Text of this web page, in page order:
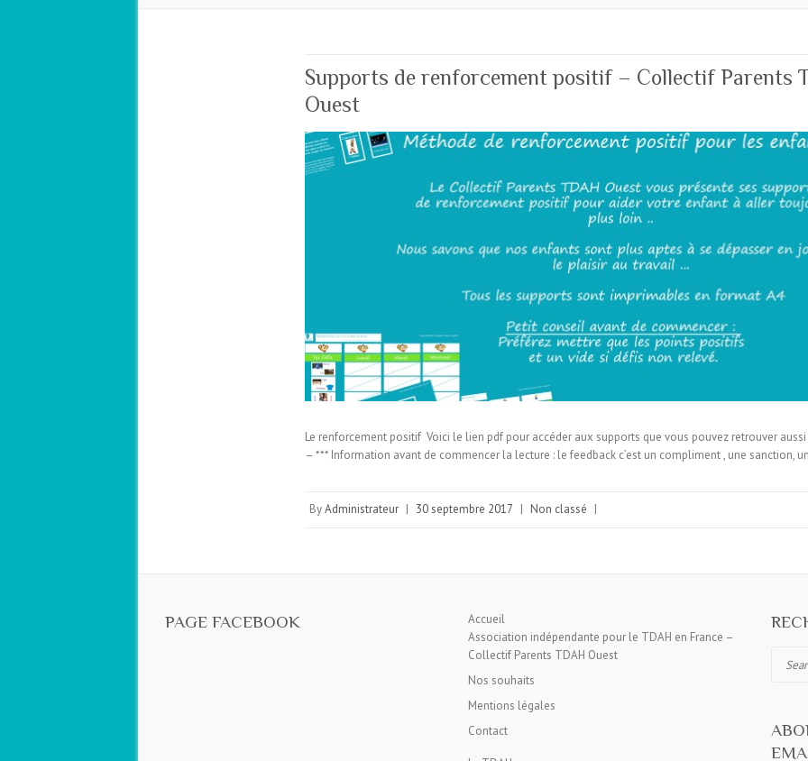
Supports de renforcement positif – Collectif Parents
Ouest
Le renforcement positif Voici le lien pdf pour accéder aux supports que vous pouvez retrouver aussi
– *** Information avant de commencer la lecture : le feedback c’est un compliment , une sanction,
ByAdministrateur | 30 septembre 2017 | Non classé |
PAGE FACEBOOK
Accueil
Association indépendante pour le TDAH en France –
Collectif Parents TDAH Ouest
Nos souhaits
Mentions légales
Contact